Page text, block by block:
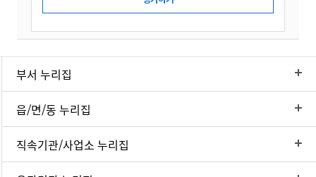
부서 누리집
읍/면/동 누리집
직속기관/사업소 누리집